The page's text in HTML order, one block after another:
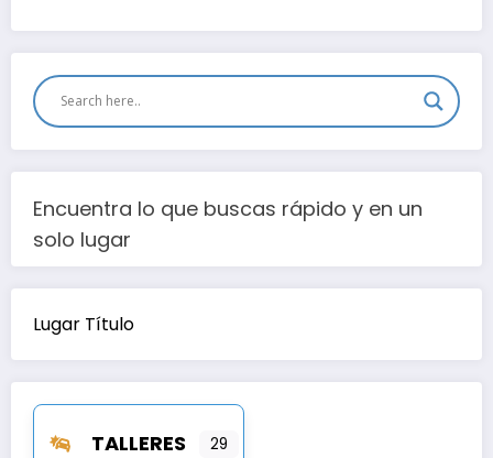
Encuentra lo que buscas rápido y en un
solo lugar
Lugar Título
TALLERES 29